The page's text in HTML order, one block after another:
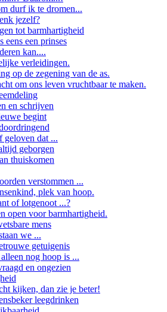
durf ik te dromen...
jezelf?
tot barmhartigheid
eens een prinses
kan....
verleidingen.
op de zegening van de as.
om ons leven vruchtbaar te maken.
en schrijven
begint
dat ...
geborgen
thuiskomen
verstommen ...
plek van hoop.
of lotgenoot ...?
open voor barmhartigheid.
mens
we ...
getuigenis
nog hoop is ...
en ongezien
kijken, dan zie je beter!
leegdrinken